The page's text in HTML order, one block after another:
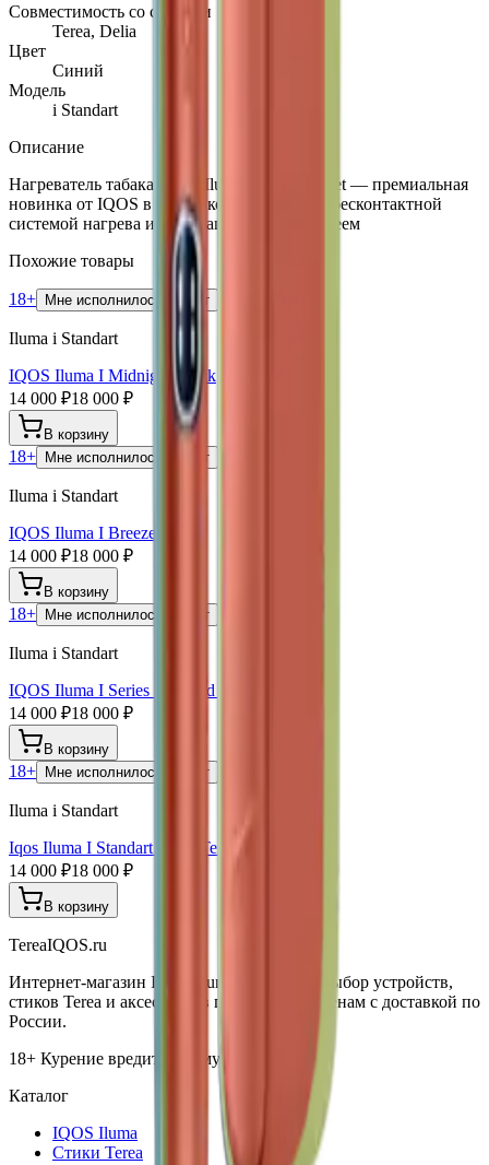
Совместимость со стиками
Terea, Delia
Цвет
Синий
Модель
i Standart
Описание
Нагреватель табака IQOS Iluma i Digital violet — премиальная
новинка от IQOS в пластиковом корпусе с бесконтактной
системой нагрева и инновационным дисплеем
Похожие товары
18+ Мне исполнилось 18 лет
Iluma i Standart
IQOS Iluma I Midnight Black
14 000 ₽18 000 ₽
В корзину
18+ Мне исполнилось 18 лет
Iluma i Standart
IQOS Iluma I Breeze Blue
14 000 ₽18 000 ₽
В корзину
18+ Мне исполнилось 18 лет
Iluma i Standart
IQOS Iluma I Series Standard Leaf Green
14 000 ₽18 000 ₽
В корзину
18+ Мне исполнилось 18 лет
Iluma i Standart
Iqos Iluma I Standart Vivid Terracotta
14 000 ₽18 000 ₽
В корзину
TereaIQOS.ru
Интернет-магазин IQOS Iluma. Широкий выбор устройств,
стиков Terea и аксессуаров по выгодным ценам с доставкой по
России.
18+ Курение вредит вашему здоровью
Каталог
IQOS Iluma
Стики Terea